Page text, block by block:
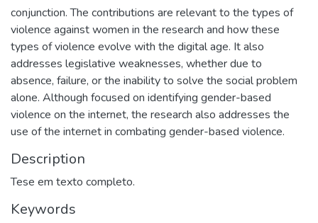
conjunction. The contributions are relevant to the types of
violence against women in the research and how these
types of violence evolve with the digital age. It also
addresses legislative weaknesses, whether due to
absence, failure, or the inability to solve the social problem
alone. Although focused on identifying gender-based
violence on the internet, the research also addresses the
use of the internet in combating gender-based violence.
Description
Tese em texto completo.
Keywords